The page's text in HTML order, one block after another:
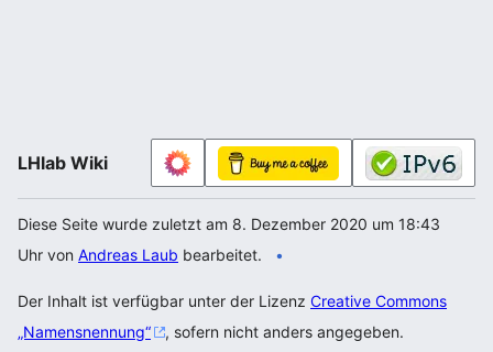
LHlab Wiki
Diese Seite wurde zuletzt am 8. Dezember 2020 um 18:43
Uhr von Andreas Laub bearbeitet.
Der Inhalt ist verfügbar unter der Lizenz Creative Commons
„Namensnennung“
, sofern nicht anders angegeben.